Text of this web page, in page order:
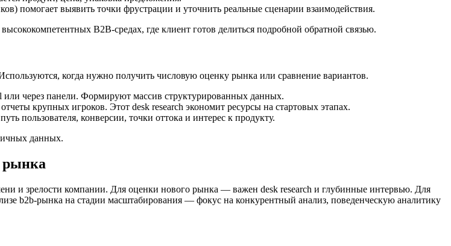
помогает выявить точки фрустрации и уточнить реальные сценарии взаимодействия.
B2B-средах, где клиент готов делиться подробной обратной связью.
когда нужно получить числовую оценку рынка или сравнение вариантов.
или через панели. Формируют массив структурированных данных.
крупных игроков. Этот desk research экономит ресурсы на стартовых этапах.
пользователя, конверсии, точки оттока и интерес к продукту.
данных.
рынка
и зрелости компании. Для оценки нового рынка — важен desk research и глубинные интервью. Для
b2b-рынка на стадии масштабирования — фокус на конкурентный анализ, поведенческую аналитику